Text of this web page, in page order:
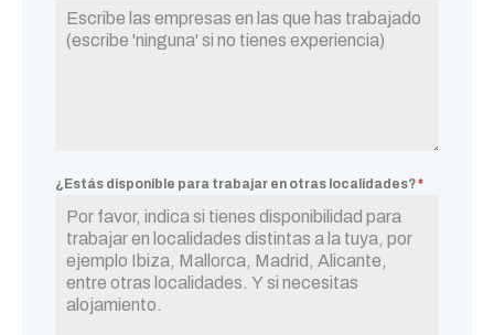
¿Estás disponible para trabajar en otras localidades?*